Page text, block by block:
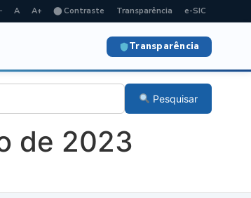
A A+ ⬤ Contraste Transparência e-SIC
Transparência
Pesquisar
de 2023